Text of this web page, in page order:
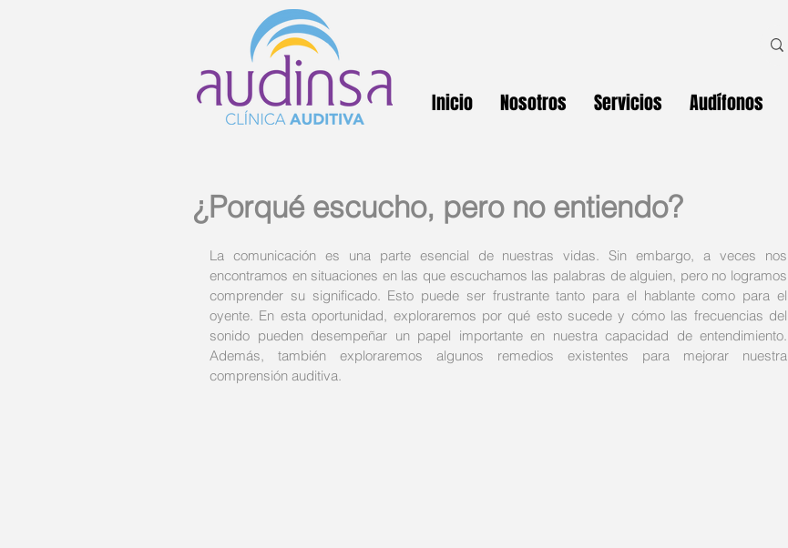
Inicio Nosotros Servicios Audífonos
¿Porqué escucho, pero no entiendo?
La comunicación es una parte esencial de nuestras vidas. Sin embargo, a veces nos
encontramos en situaciones en las que escuchamos las palabras de alguien, pero no logramos
comprender su significado. Esto puede ser frustrante tanto para el hablante como para el
oyente. En esta oportunidad, exploraremos por qué esto sucede y cómo las frecuencias del
sonido pueden desempeñar un papel importante en nuestra capacidad de entendimiento.
Además, también exploraremos algunos remedios existentes para mejorar nuestra
comprensión auditiva.